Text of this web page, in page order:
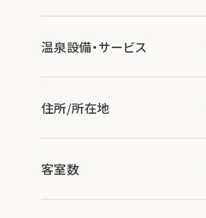
温泉設備・サービス
住所/所在地
客室数